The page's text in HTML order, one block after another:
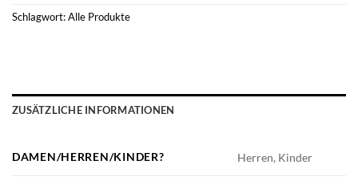
Schlagwort:Alle Produkte
ZUSÄTZLICHE INFORMATIONEN
DAMEN/HERREN/KINDER? Herren, Kinder